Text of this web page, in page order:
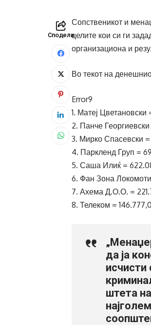
Сподели
Сопственикот и
целите кои си ги
организациона и
Во текот на
Error9
1. Матеј Цветановски
2. Панче
3. Мирко Спасевски
4. Паркленд Груп =
5. Саша Илиќ =
6. Фан Зона
7. Ахема Д.О.О. =
8. Телеком =
да ја
штета